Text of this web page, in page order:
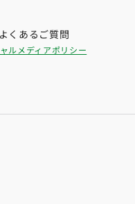
ルメディアポリシー
よくあるご質問